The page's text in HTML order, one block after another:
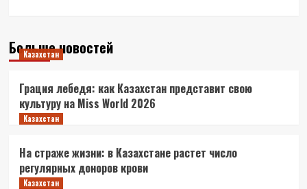
Больше новостей
Казахстан
Грация лебедя: как Казахстан представит свою
культуру на Miss World 2026
Казахстан
На страже жизни: в Казахстане растет число
регулярных доноров крови
Казахстан